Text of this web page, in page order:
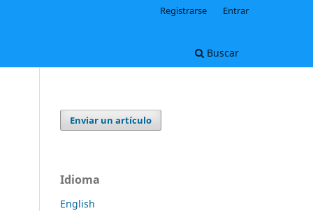
Buscar
Registrarse Entrar
Enviar un artículo
Idioma
English